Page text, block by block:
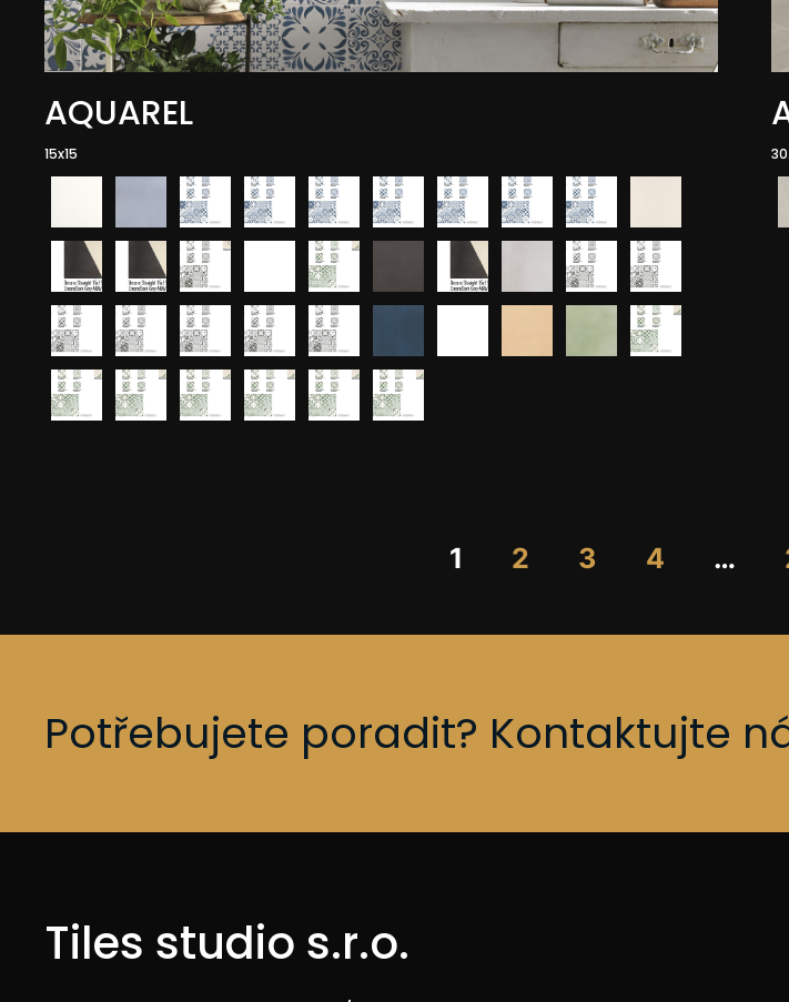
AQUAREL
15x15
1 2 3 4 …
Potřebujete poradit? Kontaktujte
Tiles studio s.r.o.